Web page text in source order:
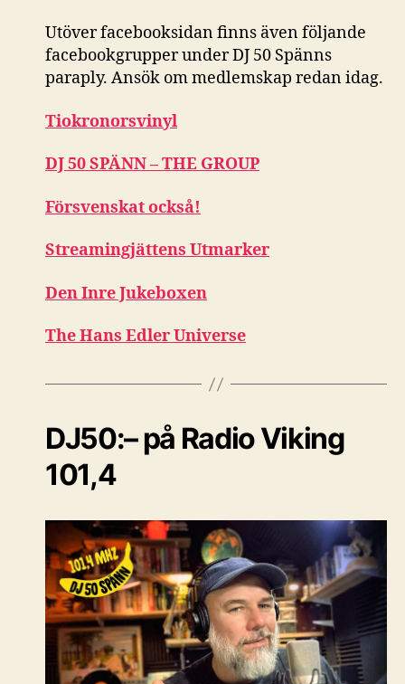
Utöver facebooksidan finns även följande
facebookgrupper under DJ 50 Spänns
paraply. Ansök om medlemskap redan idag.
Tiokronorsvinyl
DJ 50 SPÄNN – THE GROUP
Försvenskat också!
Streamingjättens Utmarker
Den Inre Jukeboxen
The Hans Edler Universe
DJ50:– på Radio Viking
101,4